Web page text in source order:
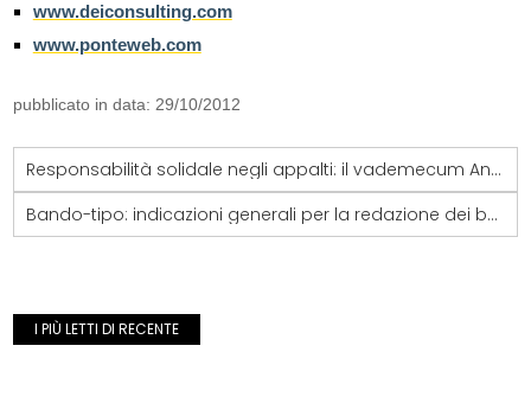
www.deiconsulting.com
www.ponteweb.com
pubblicato in data: 29/10/2012
Responsabilità solidale negli appalti: il vademecum Ance
Bando-tipo: indicazioni generali per la redazione dei bandi di gara
I PIÙ LETTI DI RECENTE